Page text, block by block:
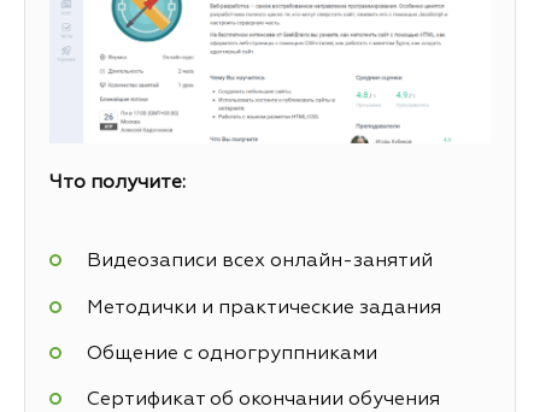
Что получите:
Видеозаписи всех онлайн-занятий
Методички и практические задания
Общение с одногруппниками
Сертификат об окончании обучения